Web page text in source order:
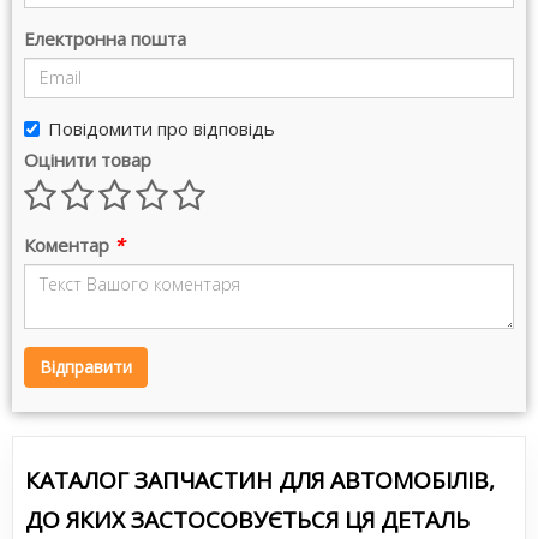
Електронна пошта
Повідомити про відповідь
Оцінити товар
Коментар *
Відправити
КАТАЛОГ ЗАПЧАСТИН ДЛЯ АВТОМОБІЛІВ,
ДО ЯКИХ ЗАСТОСОВУЄТЬСЯ ЦЯ ДЕТАЛЬ